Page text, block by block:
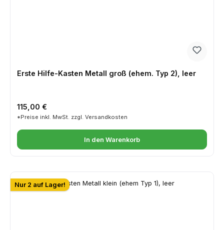
Erste Hilfe-Kasten Metall groß (ehem. Typ 2), leer
Regulärer Preis:
115,00 €
*Preise inkl. MwSt. zzgl. Versandkosten
In den Warenkorb
Nur 2 auf Lager!